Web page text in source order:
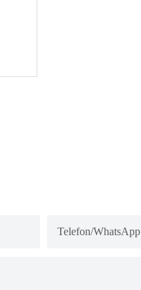
Telefon/WhatsApp